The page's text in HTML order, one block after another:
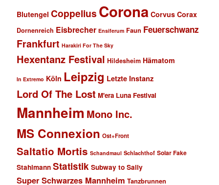
Blutengel Coppelius Corona Corvus Corax
Dornenreich Eisbrecher Ensiferum Faun Feuerschwanz
Frankfurt Harakiri For The Sky
Hexentanz Festival Hildesheim Hämatom
In Extremo Köln Leipzig Letzte Instanz
Lord Of The Lost M'era Luna Festival
Mannheim Mono Inc.
MS Connexion Ost+Front
Saltatio Mortis Schandmaul Schlachthof Solar Fake
Stahlmann Statistik Subway to Sally
Super Schwarzes Mannheim Tanzbrunnen